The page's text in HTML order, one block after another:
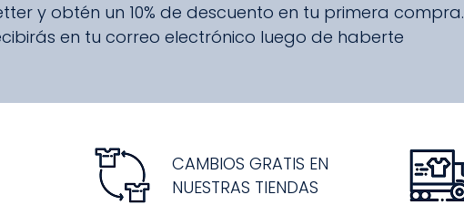
y obtén un 10% de descuento en tu primera compra.
en tu correo electrónico luego de haberte
CAMBIOS GRATIS EN
NUESTRAS TIENDAS